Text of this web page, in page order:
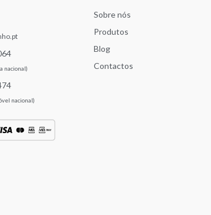
nacional)
nacional)
Sobre nós
Produtos
Blog
Contactos